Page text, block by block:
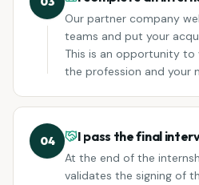
Our partner company
teams and put your
This is an opportunity
the profession and your
04 I pass the final
At the end of the
validates the signing of